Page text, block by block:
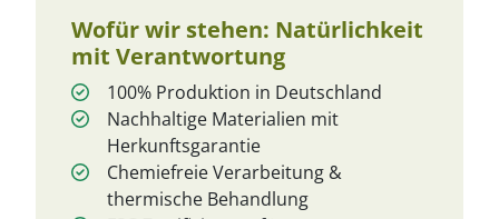
Wofür wir stehen: Natürlichkeit
mit Verantwortung
100% Produktion in Deutschland
Nachhaltige Materialien mit
Herkunftsgarantie
Chemiefreie Verarbeitung &
thermische Behandlung